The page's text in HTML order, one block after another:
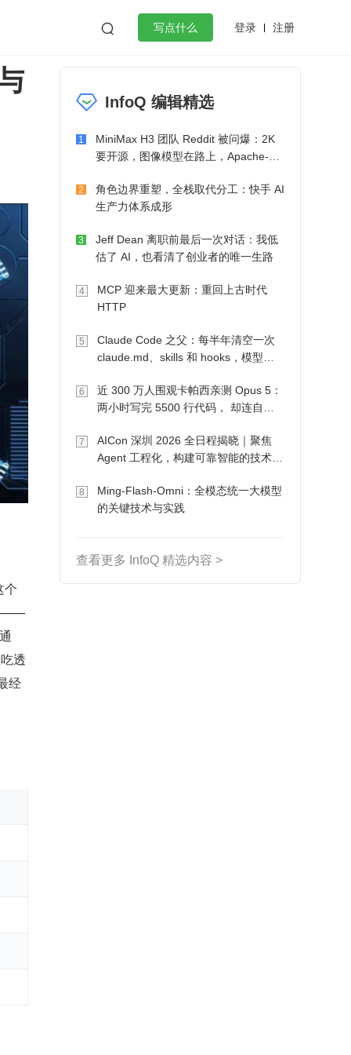
 写点什么 登录 注册
作
微服务架构 flutter
个
——
透
经
InfoQ 编辑精选
1
MiniMax H3 团队 Reddit 被问爆：2K
要开源，图像模型在路上，Apache-2.0
2
角色边界重塑，全栈取代分工：快手 AI
生产力体系成形
3
Jeff Dean 离职前最后一次对话：我低
估了 AI，也看清了创业者的唯一生路
4
MCP 迎来最大更新：重回上古时代
HTTP
5
Claude Code 之父：每半年清空一次
claude.md、skills 和 hooks，模型自
6
近 300 万人围观卡帕西亲测 Opus 5：
两小时写完 5500 行代码， 却连自己
7
AICon 深圳 2026 全日程揭晓｜聚焦
Agent 工程化，构建可靠智能的技术路
8
Ming-Flash-Omni：全模态统一大模型
的关键技术与实践
查看更多 InfoQ 精选内容 >